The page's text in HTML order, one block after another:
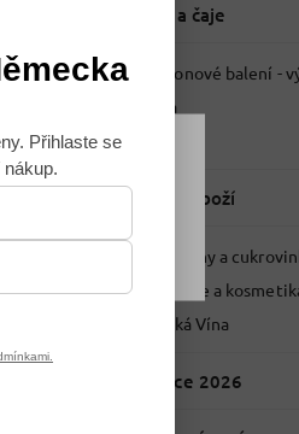
Souhlasím
Káva a čaje
Kartonové balení -
Káva
Italské zboží
Potraviny a
Drogerie a
Italská Vína
Vánoce 2026
Přihlaste se